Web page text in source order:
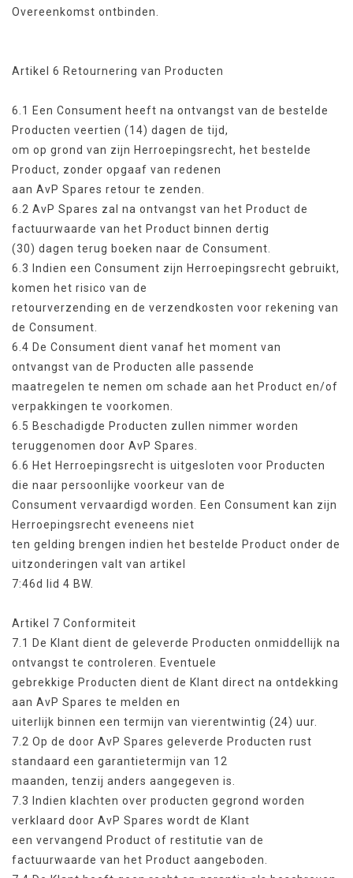
Overeenkomst ontbinden.
Artikel 6 Retournering van Producten
6.1 Een Consument heeft na ontvangst van de bestelde
Producten veertien (14) dagen de tijd,
om op grond van zijn Herroepingsrecht, het bestelde
Product, zonder opgaaf van redenen
aan AvP Spares retour te zenden.
6.2 AvP Spares zal na ontvangst van het Product de
factuurwaarde van het Product binnen dertig
(30) dagen terug boeken naar de Consument.
6.3 Indien een Consument zijn Herroepingsrecht gebruikt,
komen het risico van de
retourverzending en de verzendkosten voor rekening van
de Consument.
6.4 De Consument dient vanaf het moment van
ontvangst van de Producten alle passende
maatregelen te nemen om schade aan het Product en/of
verpakkingen te voorkomen.
6.5 Beschadigde Producten zullen nimmer worden
teruggenomen door AvP Spares.
6.6 Het Herroepingsrecht is uitgesloten voor Producten
die naar persoonlijke voorkeur van de
Consument vervaardigd worden. Een Consument kan zijn
Herroepingsrecht eveneens niet
ten gelding brengen indien het bestelde Product onder de
uitzonderingen valt van artikel
7:46d lid 4 BW.
Artikel 7 Conformiteit
7.1 De Klant dient de geleverde Producten onmiddellijk na
ontvangst te controleren. Eventuele
gebrekkige Producten dient de Klant direct na ontdekking
aan AvP Spares te melden en
uiterlijk binnen een termijn van vierentwintig (24) uur.
7.2 Op de door AvP Spares geleverde Producten rust
standaard een garantietermijn van 12
maanden, tenzij anders aangegeven is.
7.3 Indien klachten over producten gegrond worden
verklaard door AvP Spares wordt de Klant
een vervangend Product of restitutie van de
factuurwaarde van het Product aangeboden.